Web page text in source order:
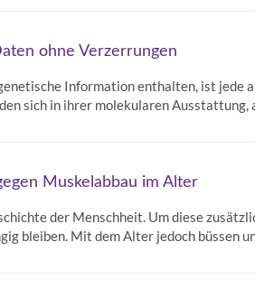
ohne Verzerrungen
Information enthalten, ist jede
sich in ihrer molekularen Ausstattung,
Muskelabbau im Alter
der Menschheit. Um diese
bleiben. Mit dem Alter jedoch büssen